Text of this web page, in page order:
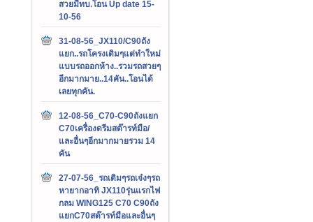
สวยมีทบ.โอน Up date 15-
10-56
31-08-56_JX110/C90ถัง
แยก..รถโครงเดิมๆแต่ทำใหม่
แบบรถออกห้าง..รวมรถสวยๆ
อีกมากมาย..14คัน..โอนได้
เลยทุกคัน.
12-08-56_C70-C90ถังแยก
C70เครื่องดรีมสต๊ารท์มือ/
และอื่นๆอีกมากมายรวม 14
คัน
27-07-56_รถเดิมๆรถเจ๋งๆรถ
หายากอาทิ JX110รุ่นแรกไฟ
กลม WING125 C70 C90ถัง
แยกC70สต๊ารท์มือและอื่นๆ